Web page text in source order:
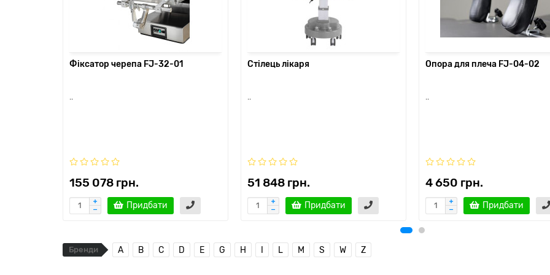
Фіксатор черепа FJ-32-01
155 078 грн.
Придбати
Стілець лікаря
51 848 грн.
Придбати
Опора для плеча FJ-04-02
4 650 грн.
Придбати
Бренди A B C D E G H L M S W Z